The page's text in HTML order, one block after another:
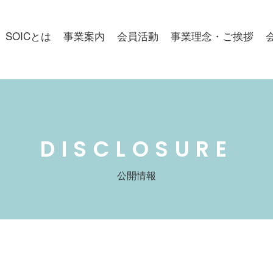
SOICとは 事業案内 会員活動 事業理念・ご挨拶
DISCLOSURE
公開情報